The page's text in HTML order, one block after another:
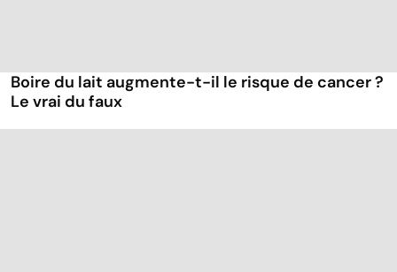
Boire du lait augmente-t-il le risque de cancer ?
Le vrai du faux